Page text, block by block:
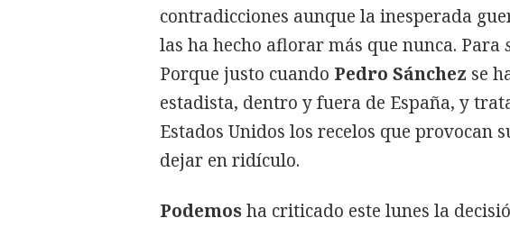
contradicciones aunque la inesperada
las ha hecho aflorar más que nunca. Para
Porque justo cuando Pedro Sánchez se
estadista, dentro y fuera de España, y
Estados Unidos los recelos que provocan
dejar en ridículo.
Podemosha criticado este lunes la